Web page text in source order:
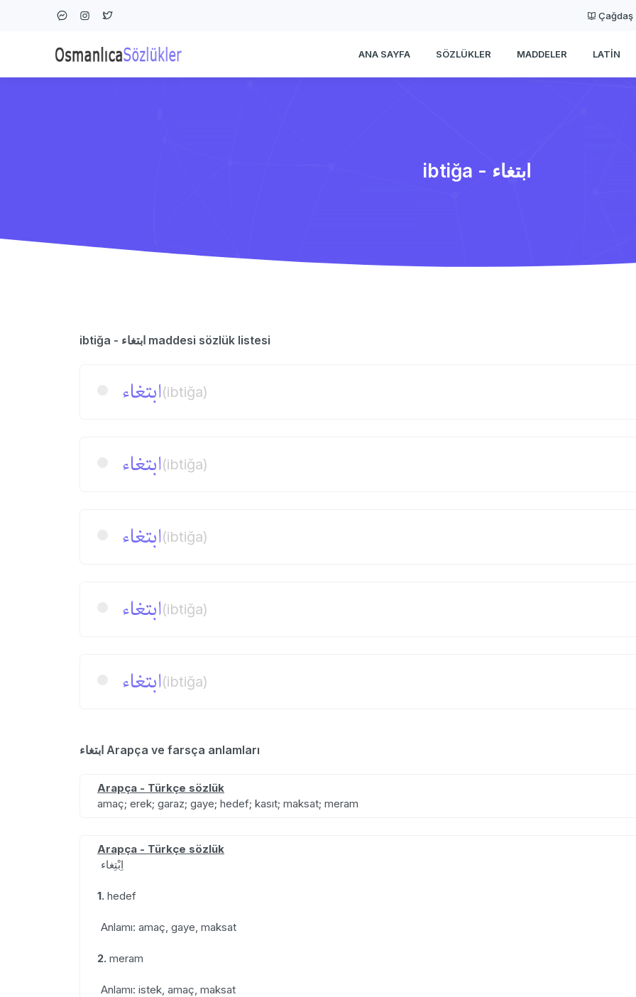
Çağdaş
ANA SAYFA SÖZLÜKLER MADDELER LATIN
ibtiğa - ابتغاء
ibtiğa - ابتغاء maddesi sözlük listesi
ابتغاء(ibtiğa)
ابتغاء(ibtiğa)
ابتغاء(ibtiğa)
ابتغاء(ibtiğa)
ابتغاء(ibtiğa)
ابتغاء Arapça ve farsça anlamları
Arapça - Türkçe sözlük
amaç; erek; garaz; gaye; hedef; kasıt; maksat; meram
Arapça - Türkçe sözlük
اِبْتِغاء
1. hedef
Anlamı: amaç, gaye, maksat
2. meram
Anlamı: istek, amaç, maksat